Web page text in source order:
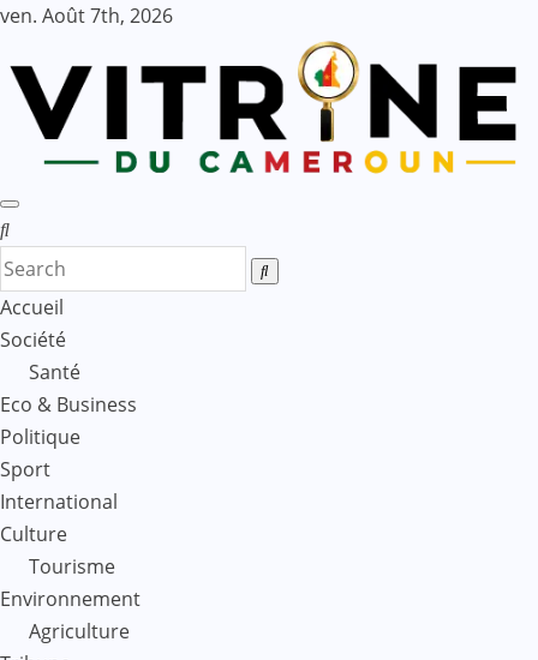
Skip
content
ven. Août 7th, 2026
Accueil
Société
Santé
Eco & Business
Politique
Sport
International
Culture
Tourisme
Environnement
Agriculture